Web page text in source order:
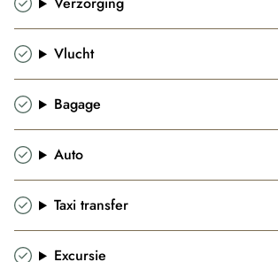
Vlucht
Bagage
Auto
Taxi transfer
Excursie